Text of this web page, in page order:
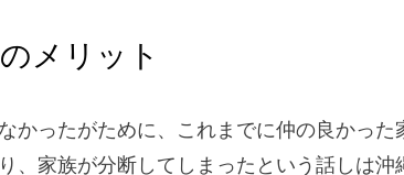
メリット
かったがために、これまでに仲の良かっ
、家族が分断してしまったという話しは沖